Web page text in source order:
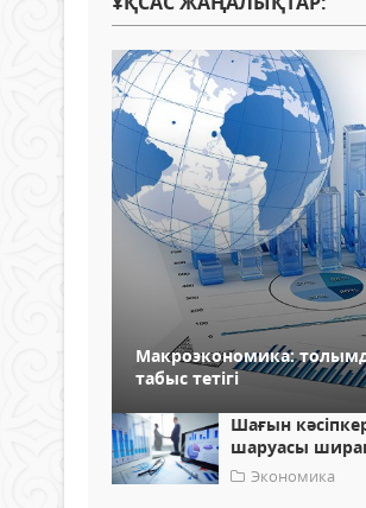
Макроэкономика:
табыс тетігі
Шағын
шаруасы
Экономика